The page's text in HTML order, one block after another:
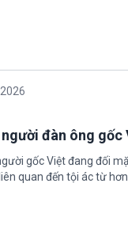
đàn ông
gốc Việt đang đối
quan đến tội ác từ